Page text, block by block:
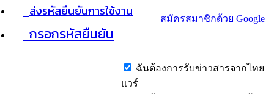
ส่งรหัสยืนยันการใช้งาน
กรอกรหัสยืนยัน
สมัครสมาชิกด้วย Google
ฉันต้องการรับข่าวสารจากไทย
แวร์